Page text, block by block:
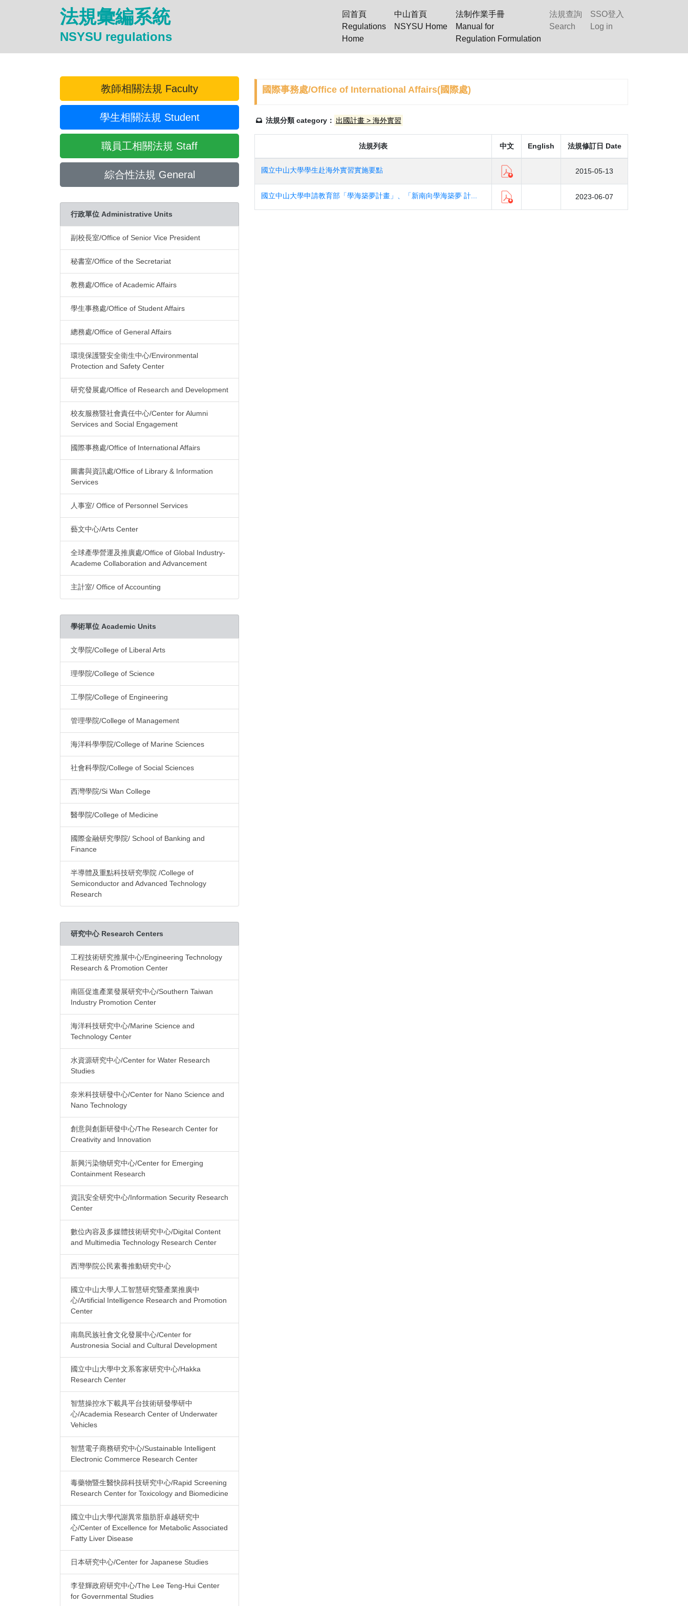
法規彙編系統
NSYSU regulations
回首頁
Regulations
Home(current)
中山首頁
NSYSU Home
法制作業手冊
Manual for
Regulation Formulation
法規查詢
Search
SSO登入
Log in
教師相關法規 Faculty
學生相關法規 Student
職員工相關法規 Staff
綜合性法規 General
行政單位 Administrative Units
副校長室/Office of Senior Vice President
秘書室/Office of the Secretariat
教務處/Office of Academic Affairs
學生事務處/Office of Student Affairs
總務處/Office of General Affairs
環境保護暨安全衛生中心/Environmental
Protection and Safety Center
研究發展處/Office of Research and Development
校友服務暨社會責任中心/Center for Alumni
Services and Social Engagement
國際事務處/Office of International Affairs
圖書與資訊處/Office of Library & Information
Services
人事室/ Office of Personnel Services
藝文中心/Arts Center
全球產學營運及推廣處/Office of Global Industry-
Academe Collaboration and Advancement
主計室/ Office of Accounting
學術單位 Academic Units
文學院/College of Liberal Arts
理學院/College of Science
工學院/College of Engineering
管理學院/College of Management
海洋科學學院/College of Marine Sciences
社會科學院/College of Social Sciences
西灣學院/Si Wan College
醫學院/College of Medicine
國際金融研究學院/ School of Banking and
Finance
半導體及重點科技研究學院 /College of
Semiconductor and Advanced Technology
Research
研究中心 Research Centers
工程技術研究推展中心/Engineering Technology
Research & Promotion Center
南區促進產業發展研究中心/Southern Taiwan
Industry Promotion Center
海洋科技研究中心/Marine Science and
Technology Center
水資源研究中心/Center for Water Research
Studies
奈米科技研發中心/Center for Nano Science and
Nano Technology
創意與創新研發中心/The Research Center for
Creativity and Innovation
新興污染物研究中心/Center for Emerging
Containment Research
資訊安全研究中心/Information Security Research
Center
數位內容及多媒體技術研究中心/Digital Content
and Multimedia Technology Research Center
西灣學院公民素養推動研究中心
國立中山大學人工智慧研究暨產業推廣中
心/Artificial Intelligence Research and Promotion
Center
南島民族社會文化發展中心/Center for
Austronesia Social and Cultural Development
國立中山大學中文系客家研究中心/Hakka
Research Center
智慧操控水下載具平台技術研發學研中
心/Academia Research Center of Underwater
Vehicles
智慧電子商務研究中心/Sustainable Intelligent
Electronic Commerce Research Center
毒藥物暨生醫快篩科技研究中心/Rapid Screening
Research Center for Toxicology and Biomedicine
國立中山大學代謝異常脂肪肝卓越研究中
心/Center of Excellence for Metabolic Associated
Fatty Liver Disease
日本研究中心/Center for Japanese Studies
李登輝政府研究中心/The Lee Teng-Hui Center
for Governmental Studies
國際事務處/Office of International Affairs(國際處)
法規分類 category： 出國計畫 > 海外實習
法規列表 中文 English 法規修訂日 Date
國立中山大學學生赴海外實習實施要點 2015-05-13
國立中山大學申請教育部「學海築夢計畫」、「新南向學海築夢 計... 2023-06-07